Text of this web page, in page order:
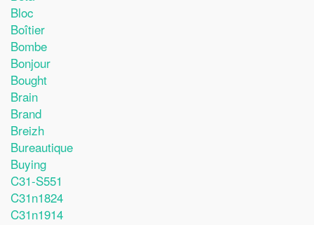
Bloc
Boîtier
Bombe
Bonjour
Bought
Brain
Brand
Breizh
Bureautique
Buying
C31-S551
C31n1824
C31n1914